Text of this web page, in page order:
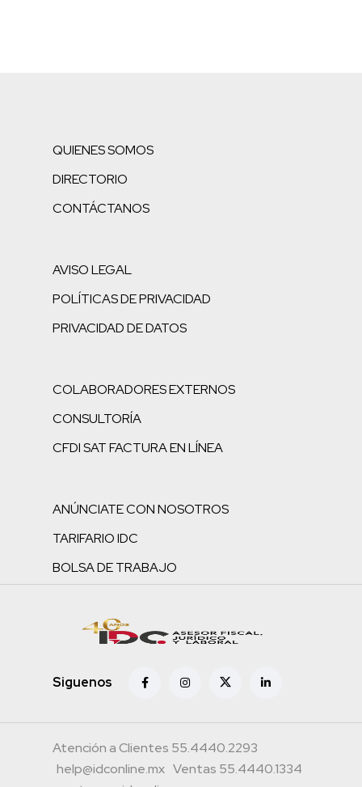
QUIENES SOMOS
DIRECTORIO
CONTÁCTANOS
AVISO LEGAL
POLÍTICAS DE PRIVACIDAD
PRIVACIDAD DE DATOS
COLABORADORES EXTERNOS
CONSULTORÍA
CFDI SAT FACTURA EN LÍNEA
ANÚNCIATE CON NOSOTROS
TARIFARIO IDC
BOLSA DE TRABAJO
Siguenos
Atención a Clientes 55.4440.2293
help@idconline.mx Ventas 55.4440.1334